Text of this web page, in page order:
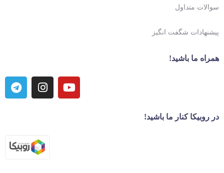
سوالات متداول
پیشنهادات شگفت انگیز
همراه ما باشید!
در روبیکا کنار ما باشید!